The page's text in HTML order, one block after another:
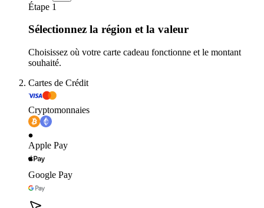
Étape 1
Sélectionnez la région et la valeur
Choisissez où votre carte cadeau fonctionne et le montant
souhaité.
Cartes de Crédit
Cryptomonnaies
Apple Pay
Google Pay